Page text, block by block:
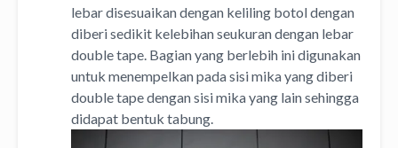
lebar disesuaikan dengan keliling botol dengan
diberi sedikit kelebihan seukuran dengan lebar
double tape. Bagian yang berlebih ini digunakan
untuk menempelkan pada sisi mika yang diberi
double tape dengan sisi mika yang lain sehingga
didapat bentuk tabung.